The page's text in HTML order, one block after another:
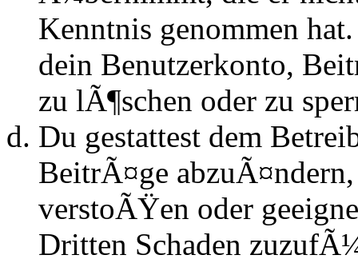
Kenntnis genommen
dein Benutzerkonto,
zu lÃ¶schen oder zu
Du gestattest dem
BeitrÃ¤ge
verstoÃŸen oder
Dritten Schaden